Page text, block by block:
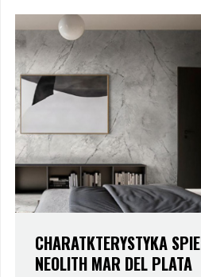
CHARATKTERYSTYKA
NEOLITH MAR DEL PLATA